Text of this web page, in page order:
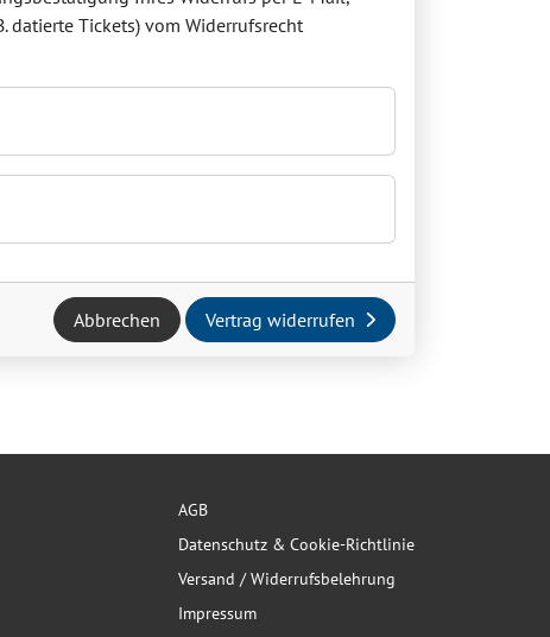
datierte Tickets) vom Widerrufsrecht
Abbrechen Vertrag widerrufen
AGB
Datenschutz & Cookie-Richtlinie
Versand / Widerrufsbelehrung
Impressum